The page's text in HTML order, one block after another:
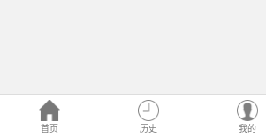
首页 历史 我的